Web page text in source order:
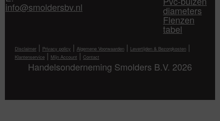
info@smoldersbv.nl diameters
Flenzen
tabel
Disclaimer | Privacy policy | Algemene Voorwaarden | Levertijden & Bezorgkosten |
Klantenservice | Mijn Account | Contact
Handelsonderneming Smolders B.V. 2026